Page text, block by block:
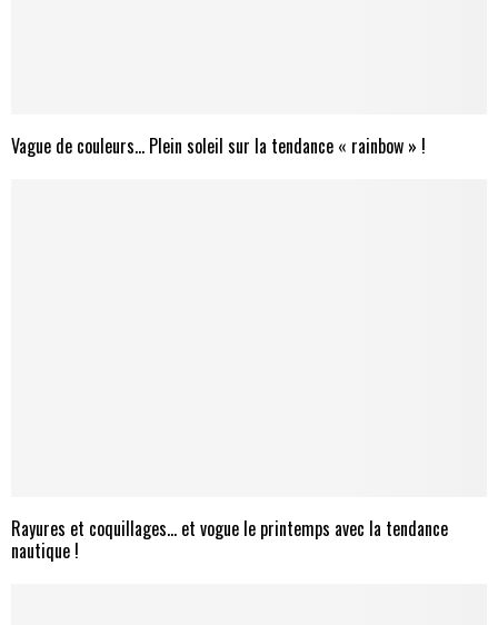
Vague de couleurs… Plein soleil sur la tendance « rainbow » !
Rayures et coquillages… et vogue le printemps avec la tendance
nautique !